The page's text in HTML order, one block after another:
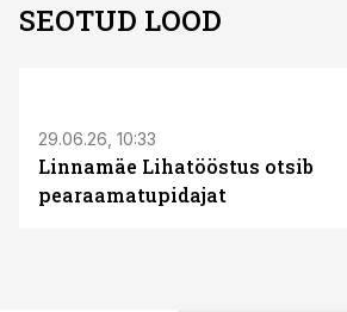
SEOTUD LOOD
29.06.26, 10:33
Linnamäe Lihatööstus otsib
pearaamatupidajat